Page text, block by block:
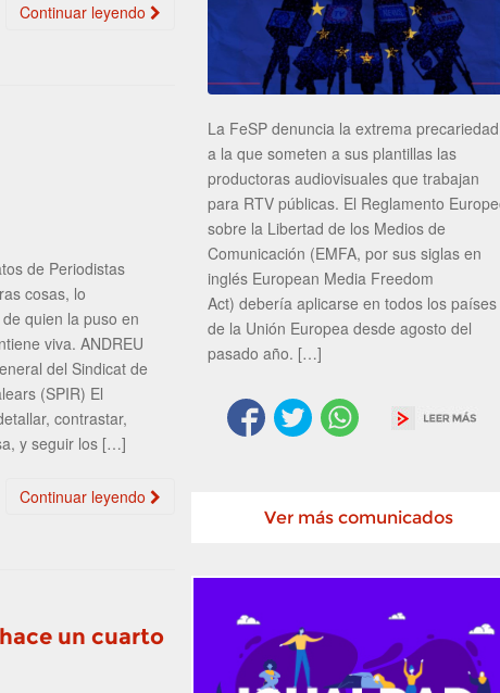
Continuar leyendo
de Periodistas
cosas, lo
quien la puso en
viva. ANDREU
del Sindicat de
(SPIR) El
contrastar,
y seguir los […]
Continuar leyendo
un cuarto
La FeSP denuncia la extrema precariedad
a la que someten a sus plantillas las
productoras audiovisuales que trabajan
para RTV públicas. El Reglamento
sobre la Libertad de los Medios de
Comunicación (EMFA, por sus siglas en
inglés European Media Freedom
Act) debería aplicarse en todos los países
de la Unión Europea desde agosto del
pasado año. […]
Ver más comunicados